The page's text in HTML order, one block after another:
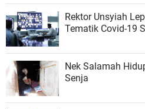
Rektor Unsyiah
Tematik Covid-19
Nek Salamah
Senja